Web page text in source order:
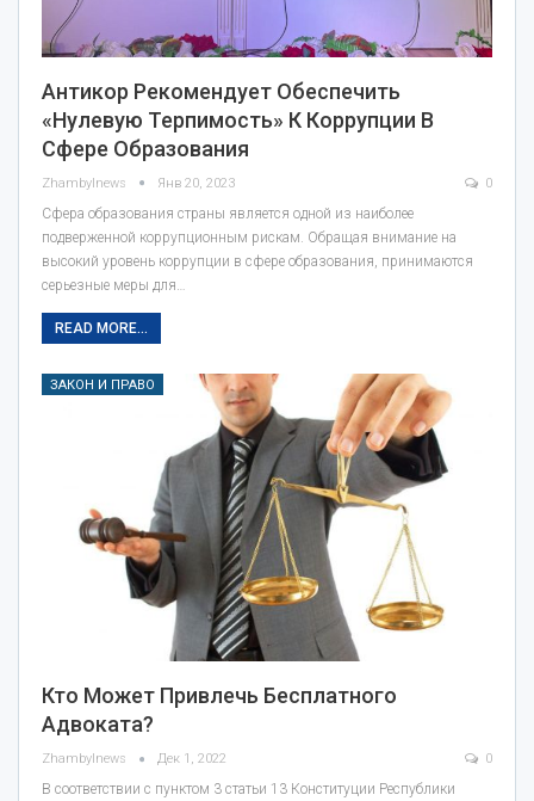
Антикор Рекомендует Обеспечить
«нулевую Терпимость» К Коррупции В
Сфере Образования
Zhambylnews Янв 20, 2023 0
Сфера образования страны является одной из наиболее
подверженной коррупционным рискам. Обращая внимание на
высокий уровень коррупции в сфере образования, принимаются
серьезные меры для…
READ MORE...
ЗАКОН И ПРАВО
Кто Может Привлечь Бесплатного
Адвоката?
Zhambylnews Дек 1, 2022 0
В соответствии с пунктом 3 статьи 13 Конституции Республики